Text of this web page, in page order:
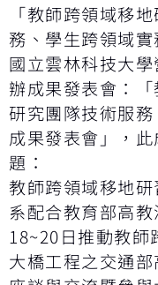
「教師跨領域移
務、學生跨領域實
國立雲林科技大
辦成果發表會：
研究團隊技術服
成果發表會」，
題：
教師跨領域移地
系配合教育部高
18~20日推動教師
大橋工程之交通